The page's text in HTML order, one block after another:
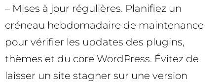
– Mises à jour régulières. Planifiez un
créneau hebdomadaire de maintenance
pour vérifier les updates des plugins,
thèmes et du core WordPress. Évitez de
laisser un site stagner sur une version